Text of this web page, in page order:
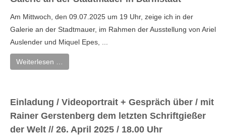
Am Mittwoch, den 09.07.2025 um 19 Uhr, zeige ich in der
Galerie an der Stadtmauer, im Rahmen der Ausstellung von Ariel
Auslender und Miquel Epes, ...
Weiterlesen …
Einladung / Videoportrait + Gespräch über / mit
Rainer Gerstenberg dem letzten Schriftgießer
der Welt // 26. April 2025 / 18.00 Uhr